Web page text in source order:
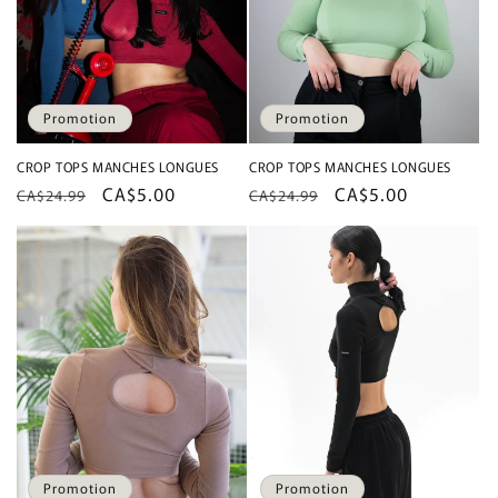
Promotion
CROP TOPS MANCHES LONGUES
Prix
habituel
CA$24.99
Prix
promotionnel
CA$5.00
Promotion
CROP TOPS MANCHES LONGUES
Prix
CA$24.99
Prix
promotionnel
CA$5.00
Promotion Promotion